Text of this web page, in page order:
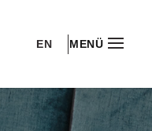
EN MENÜ